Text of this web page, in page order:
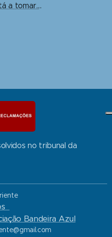
a tomar....
no tribunal da
Amareloriente
Bandeira Azul